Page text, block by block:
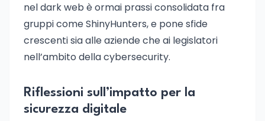
nel dark web è ormai prassi consolidata fra
gruppi come ShinyHunters, e pone sfide
crescenti sia alle aziende che ai legislatori
nell’ambito della cybersecurity.
Riflessioni sull’impatto per la
sicurezza digitale